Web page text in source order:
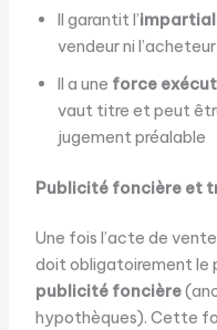
Il garantit l’
vendeur ni
Il a une force
vaut titre et peut
jugement préalable
Publicité foncière et
Une fois l’acte de
doit obligatoirement le
publicité foncière
hypothèques). Cette